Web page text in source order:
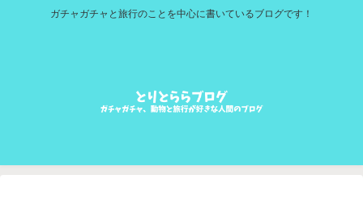
ガチャガチャと旅行のことを中心に書いているブログです！